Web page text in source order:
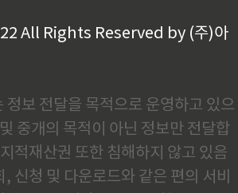
All Rights Reserved by (주)아
보 전달을 목적으로 운영하고 있으
중개의 목적이 아닌 정보만 전달합
적재산권 또한 침해하지 않고 있음
신청 및 다운로드와 같은 편의 서비